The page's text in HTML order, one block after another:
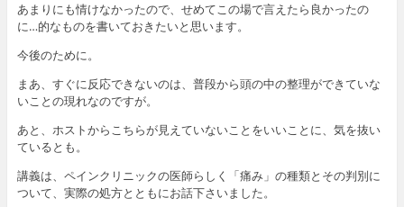
あまりにも情けなかったので、せめてこの場で言えたら良かったの
に…的なものを書いておきたいと思います。
今後のために。
まあ、すぐに反応できないのは、普段から頭の中の整理ができていな
いことの現れなのですが。
あと、ホストからこちらが見えていないことをいいことに、気を抜い
ているとも。
講義は、ペインクリニックの医師らしく「痛み」の種類とその判別に
ついて、実際の処方とともにお話下さいました。